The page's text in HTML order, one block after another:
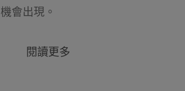
會出現。
閱讀更多